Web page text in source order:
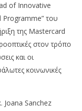
of Innovative
Programme” του
της Mastercard
στον τρόπο
και οι
κοινωνικές
Joana Sanchez